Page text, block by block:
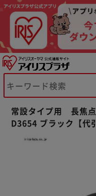
常設タイプ用 長焦
D3654 ブラック【代
カートに入れる